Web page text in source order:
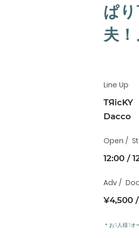
ぱ
夫
Line Up
TЯicKY
Dacco
Open
12:00
Adv
¥4,500
＊お1人様1